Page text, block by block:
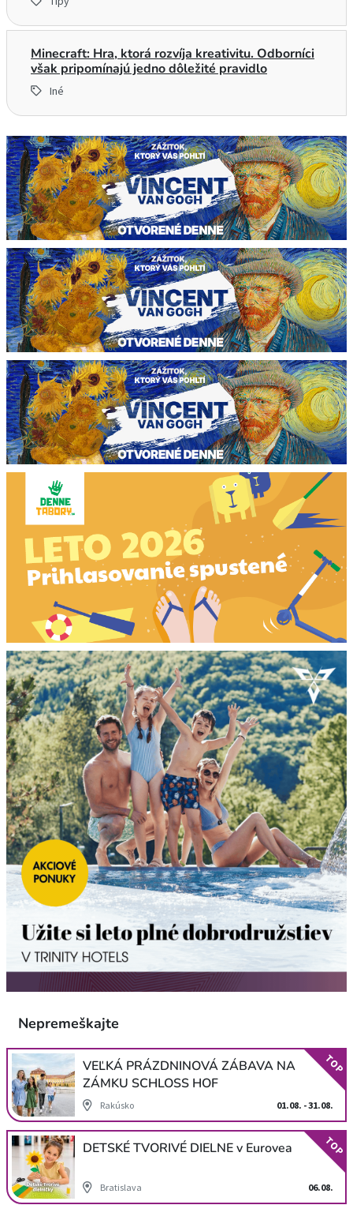
Minecraft: Hra, ktorá rozvíja kreativitu. Odborníci
však pripomínajú jedno dôležité pravidlo
Iné
Nepremeškajte
VEĽKÁ PRÁZDNINOVÁ ZÁBAVA NA
ZÁMKU SCHLOSS HOF
Rakúsko 01.08. - 31.08.
TOP
DETSKÉ TVORIVÉ DIELNE v Eurovea
Bratislava 06.08.
TOP